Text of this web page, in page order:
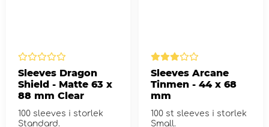
Sleeves Dragon
Shield - Matte 63 x
88 mm Clear
100 sleeves i storlek
Standard.
Sleeves Arcane
Tinmen - 44 x 68
mm
100 st sleeves i storlek
Small.